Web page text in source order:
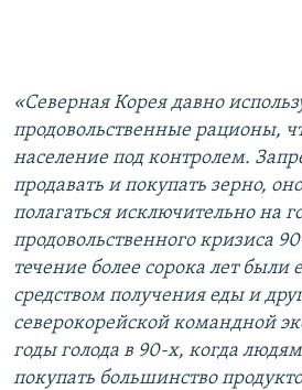
«Северная Корея давно
продовольственные рационы,
население под контролем.
продавать и покупать зерно,
полагаться исключительно на
продовольственного кризиса
течение более сорока лет
средством получения еды и
северокорейской командной
годы голода в 90-х, когда
покупать большинство